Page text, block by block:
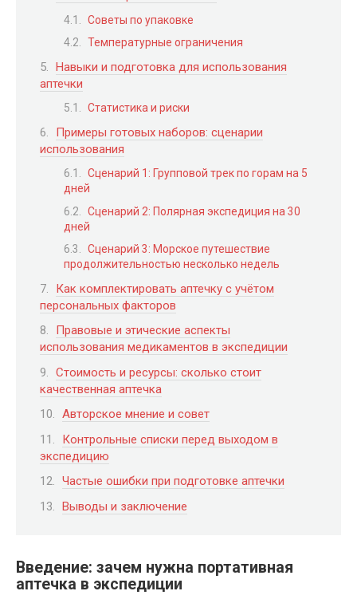
Советы по упаковке
Температурные ограничения
Навыки и подготовка для использования
аптечки
Статистика и риски
Примеры готовых наборов: сценарии
использования
Сценарий 1: Групповой трек по горам на 5
дней
Сценарий 2: Полярная экспедиция на 30
дней
Сценарий 3: Морское путешествие
продолжительностью несколько недель
Как комплектировать аптечку с учётом
персональных факторов
Правовые и этические аспекты
использования медикаментов в экспедиции
Стоимость и ресурсы: сколько стоит
качественная аптечка
Авторское мнение и совет
Контрольные списки перед выходом в
экспедицию
Частые ошибки при подготовке аптечки
Выводы и заключение
Введение: зачем нужна портативная
аптечка в экспедиции